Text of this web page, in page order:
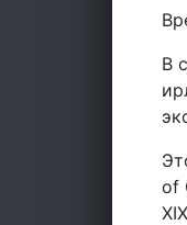
В
of